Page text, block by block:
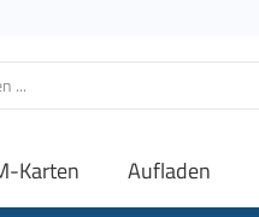
Karten Aufladen